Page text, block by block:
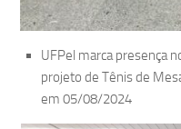
UFPel marca presença
projeto de Tênis de
em 05/08/2024